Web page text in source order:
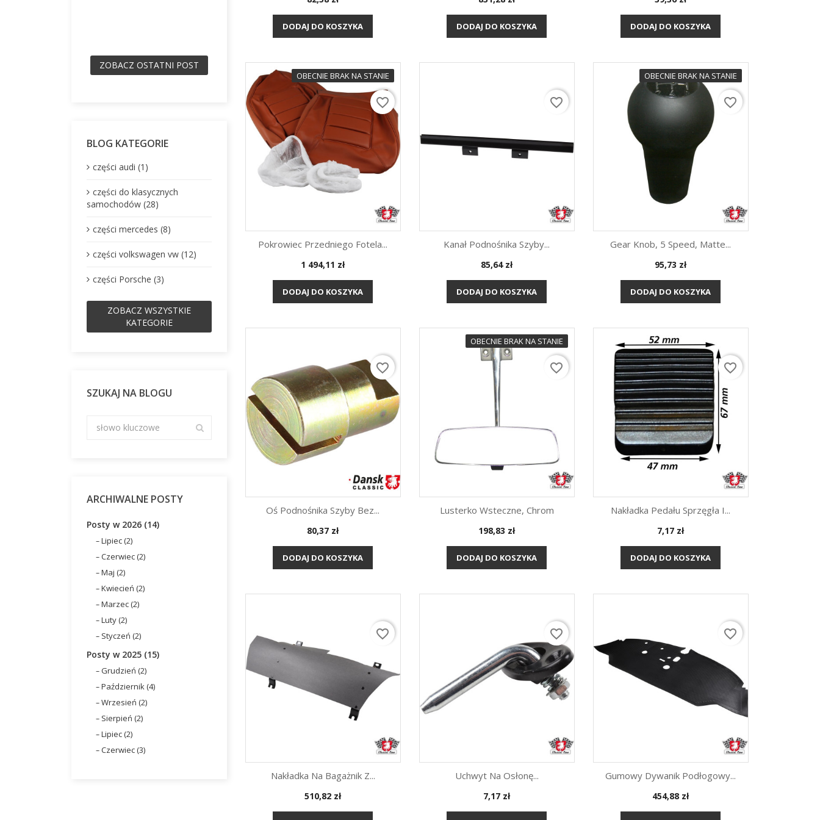
więcej
ZOBACZ OSTATNI POST
BLOG KATEGORIE
części audi (1)
części do klasycznych
samochodów (28)
części mercedes (8)
części volkswagen vw (12)
części Porsche (3)
ZOBACZ WSZYSTKIE
KATEGORIE
SZUKAJ NA BLOGU
ARCHIWALNE POSTY
Posty w 2026 (14)
Lipiec (2)
Czerwiec (2)
Maj (2)
Kwiecień (2)
Marzec (2)
Luty (2)
Styczeń (2)
Posty w 2025 (15)
Grudzień (2)
Październik (4)
Wrzesień (2)
Sierpień (2)
Lipiec (2)
Czerwiec (3)
Szybki podgląd
DODAJ DO KOSZYKA
Szybki podgląd
DODAJ DO KOSZYKA
Szybki podgląd
DODAJ DO KOSZYKA
OBECNIE BRAK NA STANIE
Szybki podgląd
Pokrowiec Przedniego Fotela...
Cena
1 494,11 zł
DODAJ DO KOSZYKA
favorite_border
Szybki podgląd
Kanał Podnośnika Szyby...
Cena
85,64 zł
DODAJ DO KOSZYKA
favorite_border
OBECNIE BRAK NA STANIE
Szybki podgląd
Gear Knob, 5 Speed, Matte...
Cena
95,73 zł
DODAJ DO KOSZYKA
favorite_border
Szybki podgląd
Oś Podnośnika Szyby Bez...
Cena
80,37 zł
DODAJ DO KOSZYKA
favorite_border
OBECNIE BRAK NA STANIE
Szybki podgląd
Lusterko Wsteczne, Chrom
Cena
198,83 zł
DODAJ DO KOSZYKA
favorite_border
Szybki podgląd
Nakładka Pedału Sprzęgła I...
Cena
7,17 zł
DODAJ DO KOSZYKA
favorite_border
Szybki podgląd
Nakładka Na Bagażnik Z...
Cena
510,82 zł
favorite_border
Szybki podgląd
Uchwyt Na Osłonę...
Cena
7,17 zł
favorite_border
Szybki podgląd
Gumowy Dywanik Podłogowy...
Cena
454,88 zł
favorite_border